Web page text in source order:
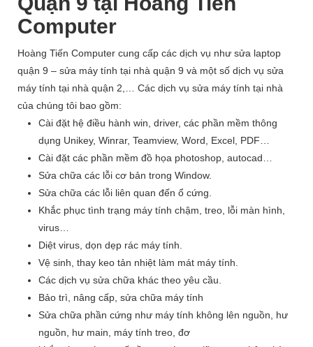
Computer
Hoàng Tiến Computer cung cấp các dịch vụ như sửa laptop
quận 9 – sửa máy tính tại nhà quận 9 và một số dịch vụ sửa
máy tính tại nhà quận 2,… Các dịch vụ sửa máy tính tại nhà
của chúng tôi bao gồm:
Cài đặt hệ điều hành win, driver, các phần mềm thông
dụng Unikey, Winrar, Teamview, Word, Excel, PDF…
Cài đặt các phần mềm đồ họa photoshop, autocad…
Sửa chữa các lỗi cơ bản trong Window.
Sửa chữa các lỗi liên quan đến ổ cứng.
Khắc phục tình trạng máy tính chậm, treo, lỗi màn hình,
virus…
Diệt virus, dọn dẹp rác máy tính.
Vệ sinh, thay keo tản nhiệt làm mát máy tính.
Các dịch vụ sửa chữa khác theo yêu cầu.
Bảo trì, nâng cấp, sửa chữa máy tính
Sửa chữa phần cứng như máy tính không lên nguồn, hư
nguồn, hư main, máy tính treo, đơ